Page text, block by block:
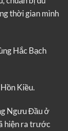
thời gian mình
Hắc Bạch
Kiều.
Ngưu Đầu ở
hiện ra trước